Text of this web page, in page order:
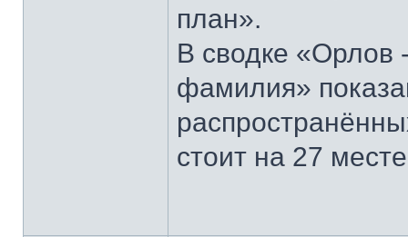
план».
В сводке «Орлов
фамилия»
стоит на 27